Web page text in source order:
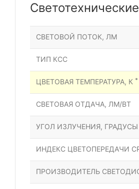
СВЕТОВОЙ ПОТОК, ЛМ
ТИП КСС
ЦВЕТОВАЯ ТЕМПЕРАТУРА, К *
СВЕТОВАЯ ОТДАЧА, ЛМ/ВТ
УГОЛ ИЗЛУЧЕНИЯ, ГРАДУСЫ
ИНДЕКС ЦВЕТОПЕРЕДАЧИ
ПРОИЗВОДИТЕЛЬ